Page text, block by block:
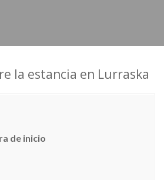
la estancia en Lurraska
de inicio